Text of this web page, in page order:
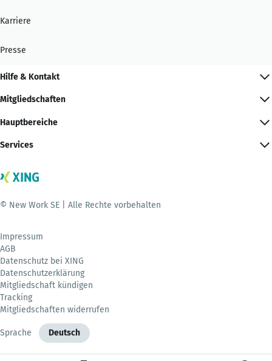
Karriere
Presse
Hilfe & Kontakt
Mitgliedschaften
Hauptbereiche
Services
© New Work SE | Alle Rechte vorbehalten
Impressum
AGB
Datenschutz bei XING
Datenschutzerklärung
Mitgliedschaft kündigen
Tracking
Mitgliedschaften widerrufen
Sprache Deutsch